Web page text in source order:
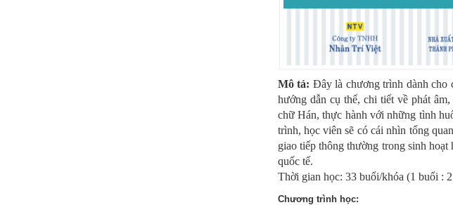
Mô tả: Đây là chương trình dành cho
hướng dẫn cụ thể, chi tiết về phát
chữ Hán, thực hành với những tình
trình, học viên sẽ có cái nhìn tổng
giao tiếp thông thường trong sinh
quốc tế.
Thời gian học: 33 buổi/khóa (1 buổi :
Chương trình học: